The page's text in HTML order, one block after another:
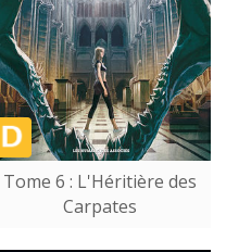
Tome 6 : L'Héritière des
Carpates